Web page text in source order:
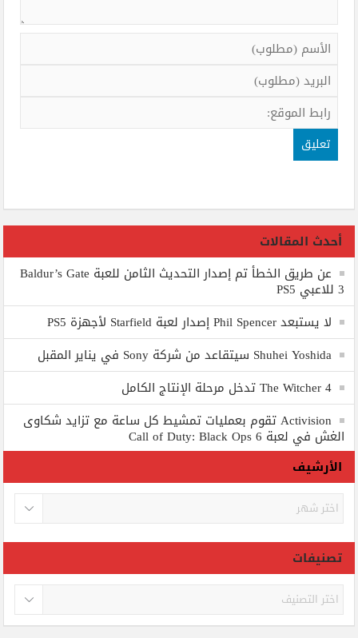
أحدث المقالات
عن طريق الخطأ تم إصدار التحديث الثامن للعبة Baldur’s Gate
3 للاعبي PS5
لا يستبعد Phil Spencer إصدار لعبة Starfield لأجهزة PS5
Shuhei Yoshida سيتقاعد من شركة Sony في يناير المقبل
The Witcher 4 تدخل مرحلة الإنتاج الكامل
Activision تقوم بعمليات تمشيط كل ساعة مع تزايد شكاوى
الغش في لعبة Call of Duty: Black Ops 6
الأرشيف
الأرشيف
تصنيفات
تصنيفات